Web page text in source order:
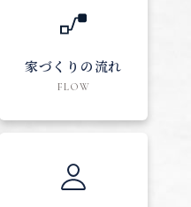
家づくりの流れ
FLOW